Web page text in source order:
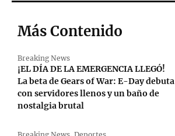
Más Contenido
Breaking News
¡EL DÍA DE LA EMERGENCIA LLEGÓ!
La beta de Gears of War: E-Day debuta
con servidores llenos y un baño de
nostalgia brutal